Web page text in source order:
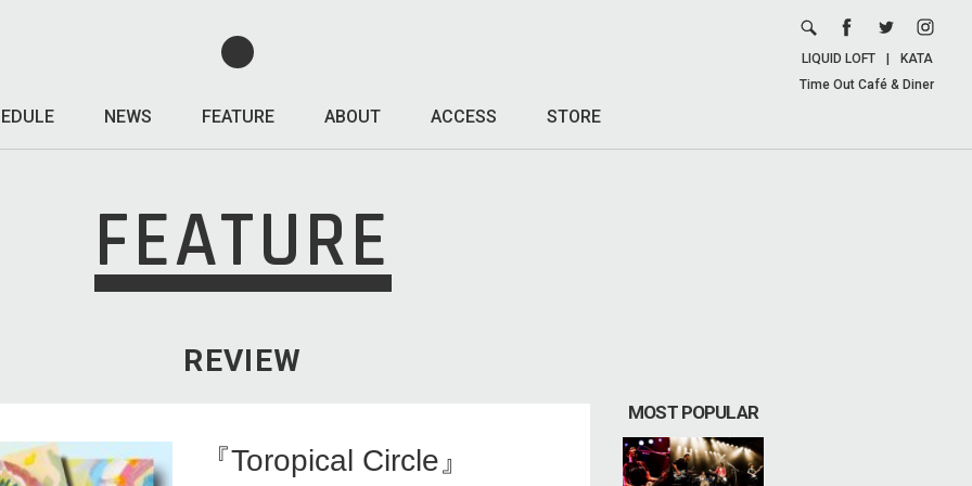
NEWS FEATURE ABOUT ACCESS STORE
LIQUID LOFT
KATA
Time Out Café & Diner
FEATURE
REVIEW
『Toropical Circle』
MOST POPULAR